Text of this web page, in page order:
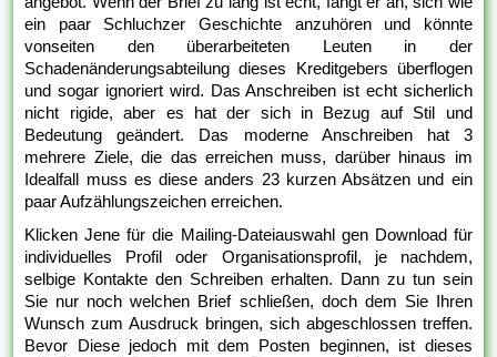
ein paar Schluchzer Geschichte anzuhören und könnte
vonseiten den überarbeiteten Leuten in der
Schadenänderungsabteilung dieses Kreditgebers überflogen
und sogar ignoriert wird. Das Anschreiben ist echt sicherlich
nicht rigide, aber es hat der sich in Bezug auf Stil und
Bedeutung geändert. Das moderne Anschreiben hat 3
mehrere Ziele, die das erreichen muss, darüber hinaus im
Idealfall muss es diese anders 23 kurzen Absätzen und ein
paar Aufzählungszeichen erreichen.
Klicken Jene für die Mailing-Dateiauswahl gen Download für
individuelles Profil oder Organisationsprofil, je nachdem,
selbige Kontakte den Schreiben erhalten. Dann zu tun sein
Sie nur noch welchen Brief schließen, doch dem Sie Ihren
Wunsch zum Ausdruck bringen, sich abgeschlossen treffen.
Bevor Diese jedoch mit dem Posten beginnen, ist dieses